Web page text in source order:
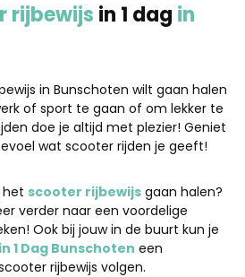
rijbewijs in 1 dag in
in Bunschoten wilt gaan halen
of sport te gaan of om lekker te
doe je altijd met plezier! Geniet
wat scooter rijden je geeft!
het scooter rijbewijs gaan halen?
verder naar een voordelige
Ook bij jouw in de buurt kun je
1 Dag Bunschoten een
rijbewijs volgen.